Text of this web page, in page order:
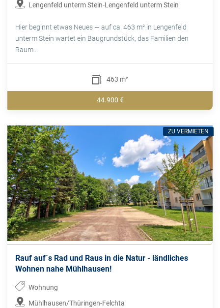
Lengenfeld unterm Stein-Lengenfeld unterm Stein
Hier beginnt etwas Neues — auf ca. 463 m² in Lengenfeld
unterm Stein wartet ein Baugrundstück, das Familien den
Raum...
463 m²
44.900 €
Rauf auf´s Rad und Raus in die Natur - ländliches
Wohnen nahe Mühlhausen!
Wohnung
Mühlhausen/Thüringen-Felchta
ZU VERMIETEN